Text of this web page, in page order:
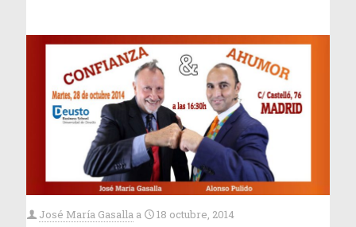
José María Gasalla a
18 octubre, 2014